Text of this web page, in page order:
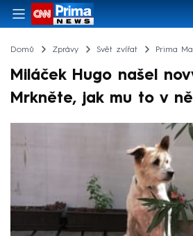
Domů Zprávy Svět zvířat Prima
Miláček Hugo našel
Mrkněte, jak mu to v